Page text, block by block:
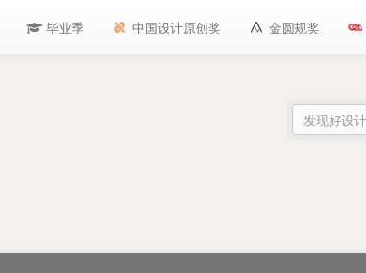
毕业季 中国设计原创奖 金圆规奖